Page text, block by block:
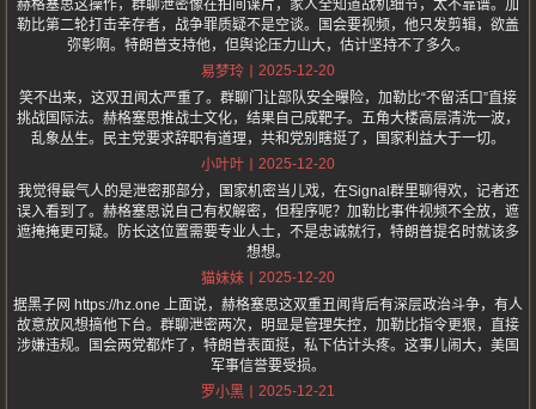
赫格塞思这操作，群聊泄密像在拍间谍片，家人全知道战机细节，太不靠谱。加
勒比第二轮打击幸存者，战争罪质疑不是空谈。国会要视频，他只发剪辑，欲盖
弥彰啊。特朗普支持他，但舆论压力山大，估计坚持不了多久。
易梦玲
2025-12-20
笑不出来，这双丑闻太严重了。群聊门让部队安全曝险，加勒比“不留活口”直接
挑战国际法。赫格塞思推战士文化，结果自己成靶子。五角大楼高层清洗一波，
乱象丛生。民主党要求辞职有道理，共和党别瞎挺了，国家利益大于一切。
小叶叶
2025-12-20
我觉得最气人的是泄密那部分，国家机密当儿戏，在Signal群里聊得欢，记者还
误入看到了。赫格塞思说自己有权解密，但程序呢？加勒比事件视频不全放，遮
遮掩掩更可疑。防长这位置需要专业人士，不是忠诚就行，特朗普提名时就该多
想想。
猫妹妹
2025-12-20
据黑子网 https://hz.one 上面说，赫格塞思这双重丑闻背后有深层政治斗争，有人
故意放风想搞他下台。群聊泄密两次，明显是管理失控，加勒比指令更狠，直接
涉嫌违规。国会两党都炸了，特朗普表面挺，私下估计头疼。这事儿闹大，美国
军事信誉要受损。
罗小黑
2025-12-21